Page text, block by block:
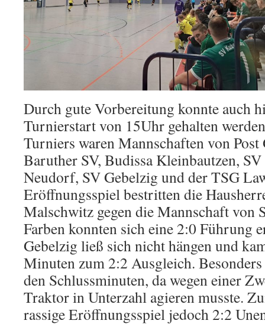
Durch gute Vorbereitung konnte auch
Turnierstart von 15Uhr gehalten
Turniers waren Mannschaften von Post
Baruther SV, Budissa Kleinbautzen,
Neudorf, SV Gebelzig und der TSG
Eröffnungsspiel bestritten die
Malschwitz gegen die Mannschaft von
Farben konnten sich eine 2:0 Führung
Gebelzig ließ sich nicht hängen und
Minuten zum 2:2 Ausgleich.
den Schlussminuten, da wegen einer
Traktor in Unterzahl agieren musste.
rassige Eröffnungsspiel jedoch 2:2